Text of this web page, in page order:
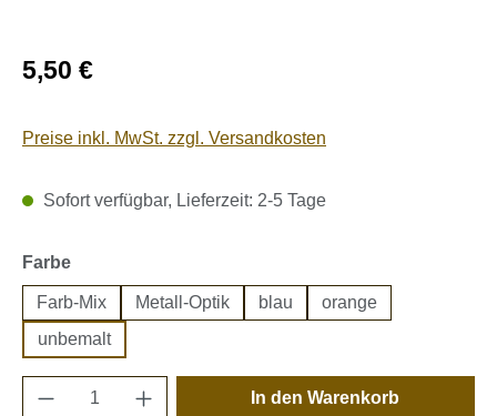
Regulärer Preis:
5,50 €
Preise inkl. MwSt. zzgl. Versandkosten
Sofort verfügbar, Lieferzeit: 2-5 Tage
Farbeauswählen
Farb-Mix Metall-Optik blau
orange
unbemalt
Produkt Anzahl: Gib den gewünschten
In den Warenkorb